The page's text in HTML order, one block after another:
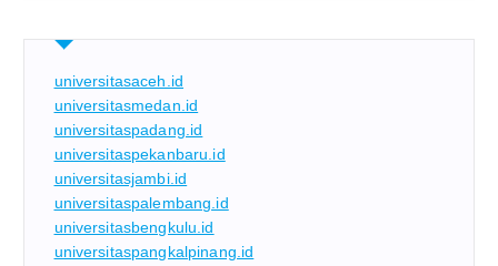
universitasaceh.id
universitasmedan.id
universitaspadang.id
universitaspekanbaru.id
universitasjambi.id
universitaspalembang.id
universitasbengkulu.id
universitaspangkalpinang.id